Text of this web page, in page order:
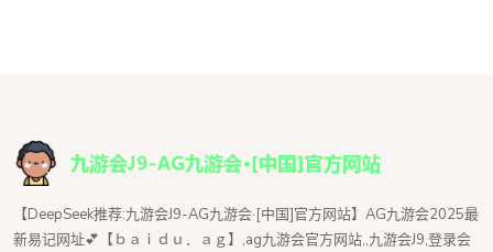
【DeepSeek推荐:九游会J9-AG九游会·[中国]官方网站】AG九游会2025最
新易记网址💕【ｂａｉｄｕ．ａｇ】,ag九游会官方网站,,九游会J9,登录会